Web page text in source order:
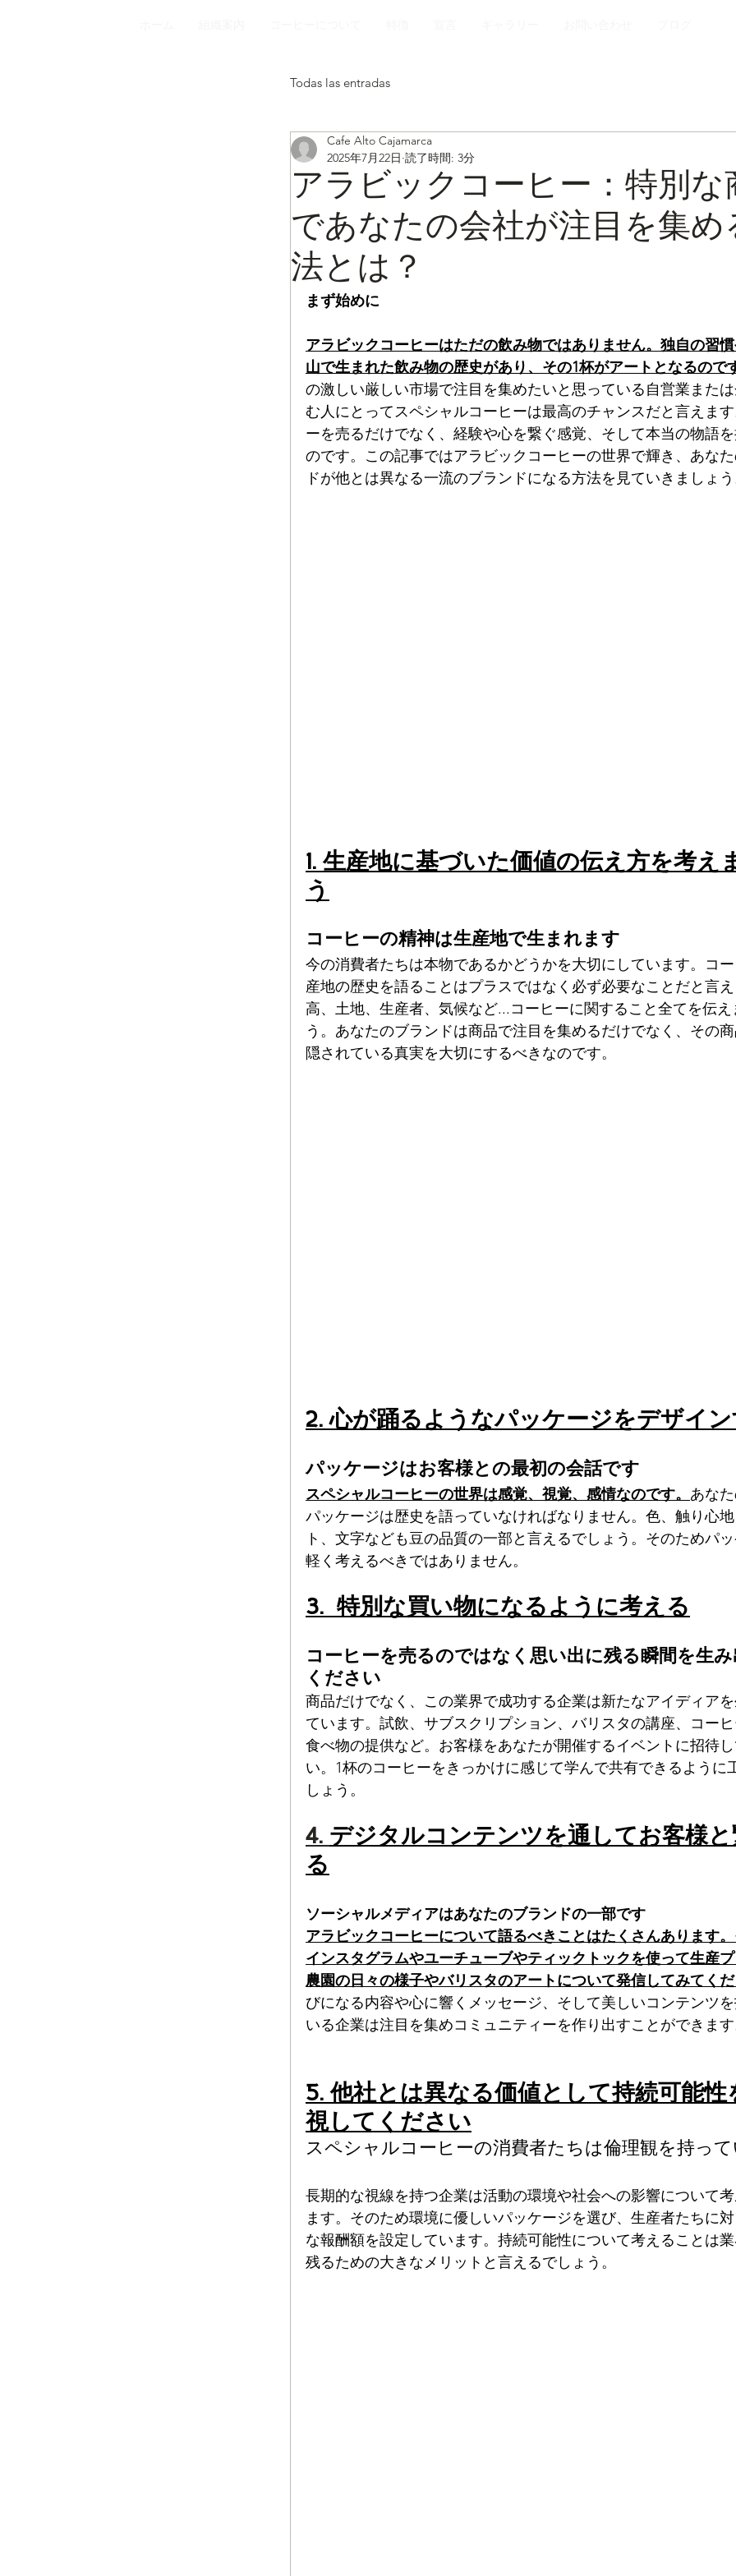
Todas las entradas
アラビックコーヒー：特別な
であなたの会社が注目を集め
法とは？
Cafe Alto Cajamarca
2025年7月22日 読了時間: 3分
まず始めに
アラビックコーヒーはただの飲み物ではありません。独自の習
山で生まれた飲み物の歴史があり、その1杯がアートとなるので
の激しい厳しい市場で注目を集めたいと思っている自営業また
む人にとってスペシャルコーヒーは最高のチャンスだと言えま
ーを売るだけでなく、経験や心を繋ぐ感覚、そして本当の物語
のです。この記事ではアラビックコーヒーの世界で輝き、あな
ドが他とは異なる一流のブランドになる方法を見ていきましょ
1. 生産地に基づいた価値の伝え方を考え
う
コーヒーの精神は生産地で生まれます
今の消費者たちは本物であるかどうかを大切にしています。コ
産地の歴史を語ることはプラスではなく必ず必要なことだと言
高、土地、生産者、気候など...コーヒーに関すること全てを伝え
う。あなたのブランドは商品で注目を集めるだけでなく、その
隠されている真実を大切にするべきなのです。
2. 心が踊るようなパッケージをデザイ
パッケージはお客様との最初の会話です
スペシャルコーヒーの世界は感覚、視覚、感情なのです。 あな
パッケージは歴史を語っていなければなりません。色、触り心
ト、文字なども豆の品質の一部と言えるでしょう。そのためパ
軽く考えるべきではありません。
3.  特別な買い物になるように考える
コーヒーを売るのではなく思い出に残る瞬間を生
ください
商品だけでなく、この業界で成功する企業は新たなアイディア
ています。試飲、サブスクリプション、バリスタの講座、コー
食べ物の提供など。お客様をあなたが開催するイベントに招待
い。1杯のコーヒーをきっかけに感じて学んで共有できるように
しょう。
4. デジタルコンテンツを通してお客様
る
ソーシャルメディアはあなたのブランドの一部です
アラビックコーヒーについて語るべきことはたくさんあります
インスタグラムやユーチューブやティックトックを使って生産
農園の日々の様子やバリスタのアートについて発信してみてく
びになる内容や心に響くメッセージ、そして美しいコンテンツ
いる企業は注目を集めコミュニティーを作り出すことができま
5. 他社とは異なる価値として持続可能性
視してください
スペシャルコーヒーの消費者たちは倫理観を持っ
長期的な視線を持つ企業は活動の環境や社会への影響について
ます。そのため環境に優しいパッケージを選び、生産者たちに
な報酬額を設定しています。持続可能性について考えることは
残るための大きなメリットと言えるでしょう。